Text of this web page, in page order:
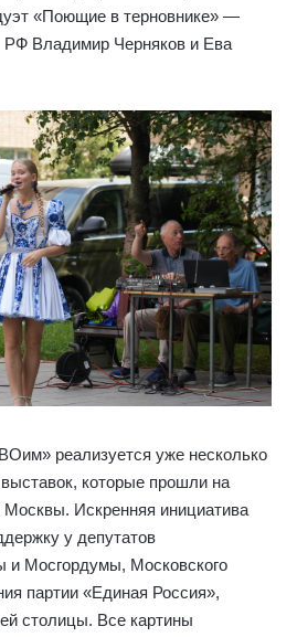
«Поющие в терновнике» —
Владимир Черняков и Ева
реализуется уже несколько
которые прошли на
Искренняя инициатива
у депутатов
и Мосгордумы, Московского
партии «Единая Россия»,
столицы. Все картины